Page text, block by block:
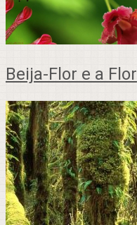
Beija-Flor e a Flor